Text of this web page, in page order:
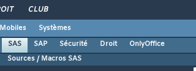
CLUB
Mobiles
Systèmes
SAS SAP Sécurité Droit
OnlyOffice
Sources / Macros SAS